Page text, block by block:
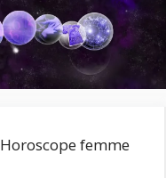
Horoscope femme